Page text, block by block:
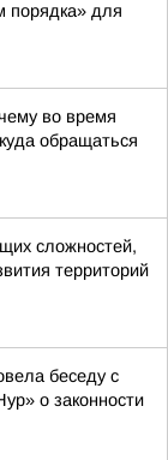
порядка» для
во время
обращаться
сложностей,
территорий
беседу с
о законности